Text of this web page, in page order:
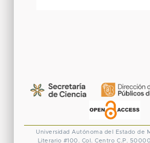
Universidad Autónoma del Estado de
Literario #100. Col. Centro C.P.